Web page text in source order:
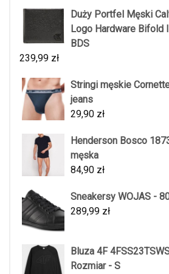
Duży Portfel Męski
Logo Hardware Bifold
BDS
239,99 zł
Stringi męskie
jeans
29,90 zł
Henderson Bosco
męska
84,90 zł
Sneakersy WOJAS -
289,99 zł
Bluza 4F
Rozmiar - S